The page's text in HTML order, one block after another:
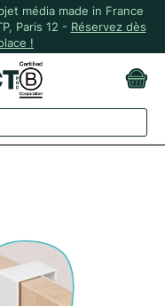
média made in France
Paris 12 - Réservez dès
!
FABRIQUÉ EN